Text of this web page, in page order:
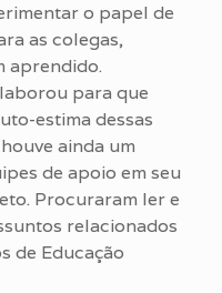
o papel de
as colegas,
aprendido.
para que
estima dessas
ainda um
de apoio em seu
Procuraram ler e
relacionados
de Educação